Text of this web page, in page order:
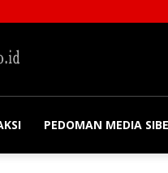
PEDOMAN MEDIA